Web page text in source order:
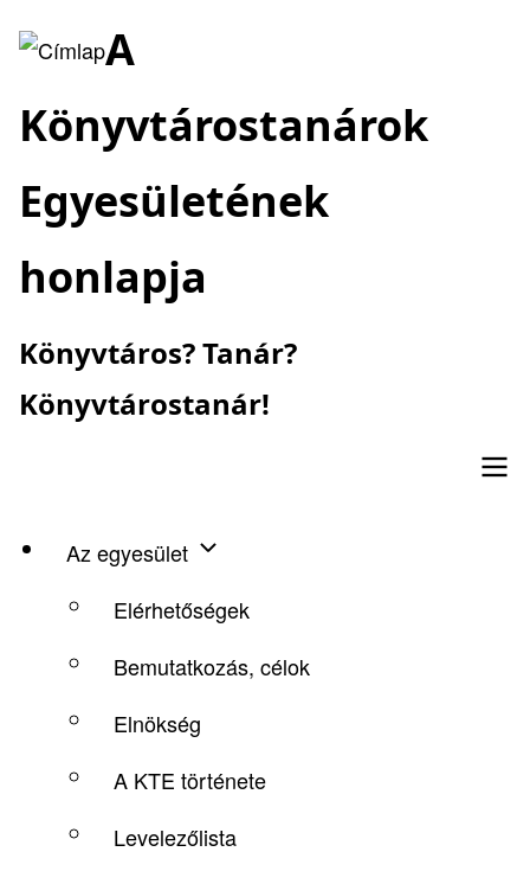
A
Könyvtárostanárok
Egyesületének
honlapja
Könyvtáros? Tanár?
Könyvtárostanár!
FelsőAz egyesület
Elérhetőségek
Bemutatkozás, célok
Elnökség
A KTE története
Levelezőlista